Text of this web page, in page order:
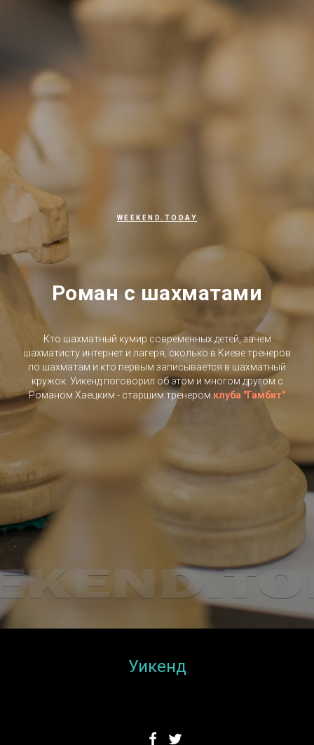
WEEKEND.TODAY
Роман с шахматами
Кто шахматный кумир современных детей, зачем
шахматисту интернет и лагеря, сколько в Киеве тренеров
по шахматам и кто первым записывается в шахматный
кружок. Уикенд поговорил об этом и многом другом с
Романом Хаецким - старшим тренером клуба "Гамбит"
Уикенд